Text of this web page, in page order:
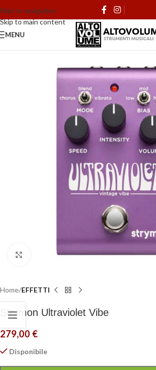
Skip to navigation
Skip to main content
MENU
Click to enlarge
Home EFFETTI
Strymon Ultraviolet Vibe
279,00 €
Disponibile